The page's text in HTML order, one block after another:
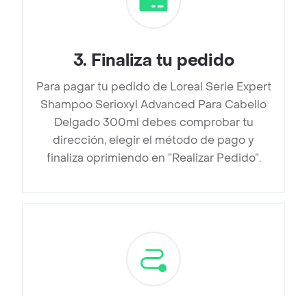
3. Finaliza tu pedido
Para pagar tu pedido de Loreal Serie Expert
Shampoo Serioxyl Advanced Para Cabello
Delgado 300ml debes comprobar tu
dirección, elegir el método de pago y
finaliza oprimiendo en “Realizar Pedido”.